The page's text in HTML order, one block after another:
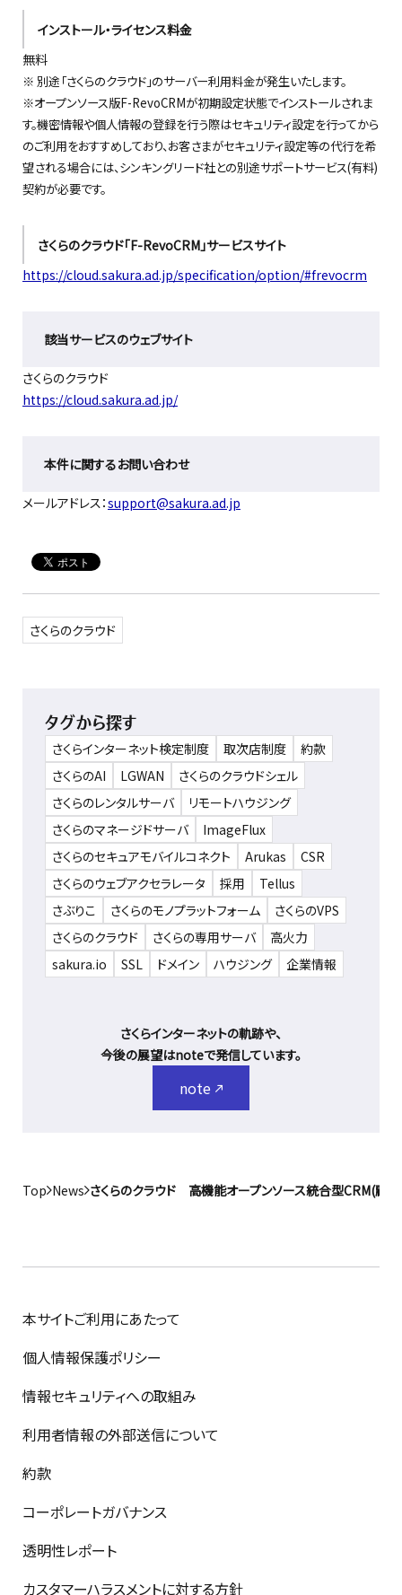
インストール・ライセンス料金
無料
※ 別途「さくらのクラウド」のサーバー利用料金が発生いたします。
※オープンソース版F-RevoCRMが初期設定状態でインストールされま
す。機密情報や個人情報の登録を行う際はセキュリティ設定を行ってから
のご利用をおすすめしており、お客さまがセキュリティ設定等の代行を希
望される場合には、シンキングリード社との別途サポートサービス(有料)
契約が必要です。
さくらのクラウド「F-RevoCRM」サービスサイト
https://cloud.sakura.ad.jp/specification/option/#frevocrm
該当サービスのウェブサイト
さくらのクラウド
https://cloud.sakura.ad.jp/
本件に関するお問い合わせ
メールアドレス：support@sakura.ad.jp
さくらのクラウド
タグから探す
さくらインターネット検定制度 取次店制度
約款
さくらのAI
LGWAN
さくらのクラウドシェル
さくらのレンタルサーバ
リモートハウジング
さくらのマネージドサーバ
ImageFlux
さくらのセキュアモバイルコネクト
Arukas
CSR
さくらのウェブアクセラレータ
採用
Tellus
さぶりこ
さくらのモノプラットフォーム
さくらのVPS
さくらのクラウド
さくらの専用サーバ
高火力
sakura.io
SSL ドメイン ハウジング 企業情報
さくらインターネットの軌跡や、
今後の展望はnoteで発信しています。
note
Top News さくらのクラウド 高機能オープンソース統合型CRM(顧
本サイトご利用にあたって
個人情報保護ポリシー
情報セキュリティへの取組み
利用者情報の外部送信について
約款
コーポレートガバナンス
透明性レポート
カスタマーハラスメントに対する方針